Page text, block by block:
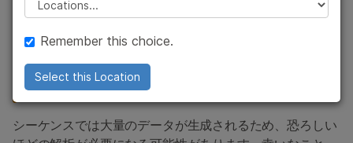
サポート
お気に入りの分野を選択
Sample & Experiment Management
シーケンスデータ解析
生物学的解釈
Specialized Bioinformatics Applications
ゲノミクスにおけるAI
DNAシーケンス生データを意味のある結果へ変換
シンプルなDNAシーケンス
解析ツール
シーケンスでは大量のデータが生成されるため、恐ろしい
Remember this choice.
Select this Location
複雑な疾患